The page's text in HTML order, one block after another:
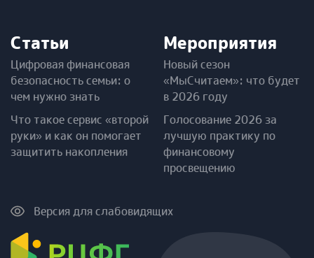
Статьи
Цифровая финансовая
безопасность семьи: о
чем нужно знать
Что такое сервис «второй
руки» и как он помогает
защитить накопления
Мероприятия
Новый сезон
«МыСчитаем»: что будет
в 2026 году
Голосование 2026 за
лучшую практику по
финансовому
просвещению
Версия для слабовидящих